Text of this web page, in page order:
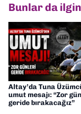
Bunlar da
Altay’da Tuna
umut mesajı: “Zor
geride bırakacağız”